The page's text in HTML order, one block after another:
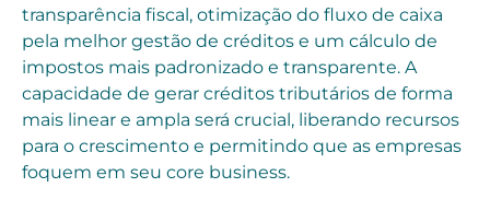
transparência fiscal, otimização do fluxo de caixa
pela melhor gestão de créditos e um cálculo de
impostos mais padronizado e transparente. A
capacidade de gerar créditos tributários de forma
mais linear e ampla será crucial, liberando recursos
para o crescimento e permitindo que as empresas
foquem em seu core business.